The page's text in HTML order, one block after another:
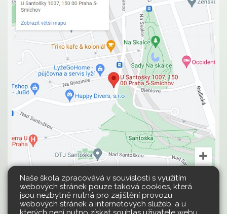
Naše škola zpracovává v souvislosti s využitím
webových stránek pouze taková cookies, která
jsou nezbytně nutná pro zajištění provozu
webových stránek a internetových služeb, a u